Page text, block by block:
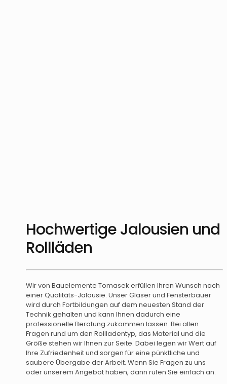
Hochwertige Jalousien und
Rollläden
Wir von Bauelemente Tomasek erfüllen Ihren Wunsch nach
einer Qualitäts-Jalousie. Unser Glaser und Fensterbauer
wird durch Fortbildungen auf dem neuesten Stand der
Technik gehalten und kann Ihnen dadurch eine
professionelle Beratung zukommen lassen. Bei allen
Fragen rund um den Rollladentyp, das Material und die
Größe stehen wir Ihnen zur Seite. Dabei legen wir Wert auf
Ihre Zufriedenheit und sorgen für eine pünktliche und
saubere Übergabe der Arbeit. Wenn Sie Fragen zu uns
oder unserem Angebot haben, dann rufen Sie einfach an.